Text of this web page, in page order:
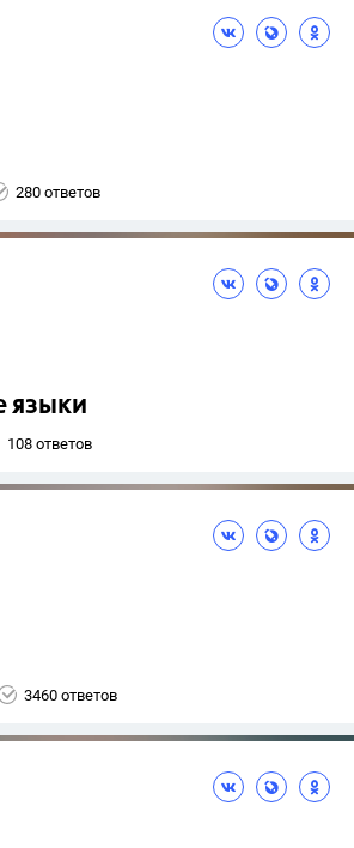
280 ответов
языки
108 ответов
3460 ответов